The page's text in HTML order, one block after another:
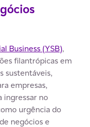
Business (YSB),
filantrópicas em
sustentáveis,
empresas,
ingressar no
urgência do
negócios e